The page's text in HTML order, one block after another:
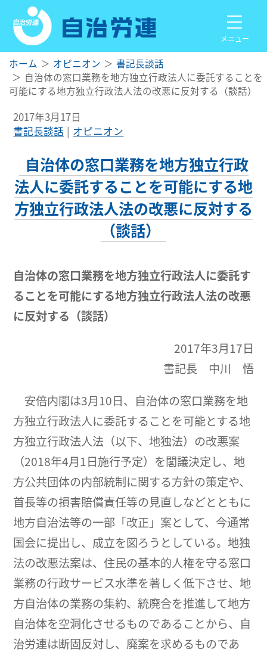
メニュー
ホーム オピニオン
書記長談話
自治体の窓口業務を地方独立行政法人に委託することを
可能にする地方独立行政法人法の改悪に反対する（談話）
2017年3月17日
書記長談話
オピニオン
自治体の窓口業務を地方独立行政
法人に委託することを可能にする地
方独立行政法人法の改悪に反対する
（談話）
自治体の窓口業務を地方独立行政法人に委託す
ることを可能にする地方独立行政法人法の改悪
に反対する（談話）
2017年3月17日
書記長 中川 悟
安倍内閣は3月10日、自治体の窓口業務を地
方独立行政法人に委託することを可能とする地
方独立行政法人法（以下、地独法）の改悪案
（2018年4月1日施行予定）を閣議決定し、地
方公共団体の内部統制に関する方針の策定や、
首長等の損害賠償責任等の見直しなどとともに
地方自治法等の一部「改正」案として、今通常
国会に提出し、成立を図ろうとしている。地独
法の改悪法案は、住民の基本的人権を守る窓口
業務の行政サービス水準を著しく低下させ、地
方自治体の業務の集約、統廃合を推進して地方
自治体を空洞化させるものであることから、自
治労連は断固反対し、廃案を求めるものであ